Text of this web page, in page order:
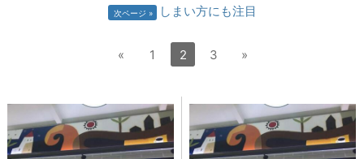
次ページ しまい方にも注目
« 1 2 3 »